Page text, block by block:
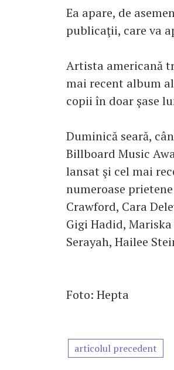
Ea apare, de
publicaţii, care va
Artista americană
mai recent album
copii în doar şase
Duminică seară,
Billboard Music
lansat şi cel mai
numeroase
Crawford, Cara
Gigi Hadid,
Serayah, Hailee
Foto: Hepta
articolul precedent